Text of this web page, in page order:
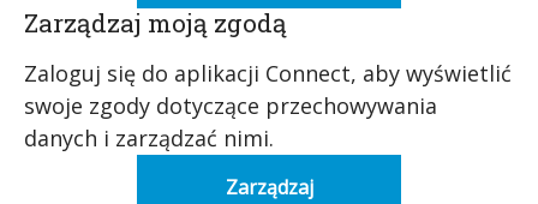
Zarządzaj moją zgodą
Zaloguj się do aplikacji Connect, aby wyświetlić
swoje zgody dotyczące przechowywania
danych i zarządzać nimi.
Zarządzaj